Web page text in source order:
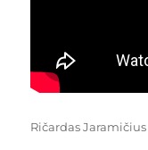
Author
Ričardas Jaramičius